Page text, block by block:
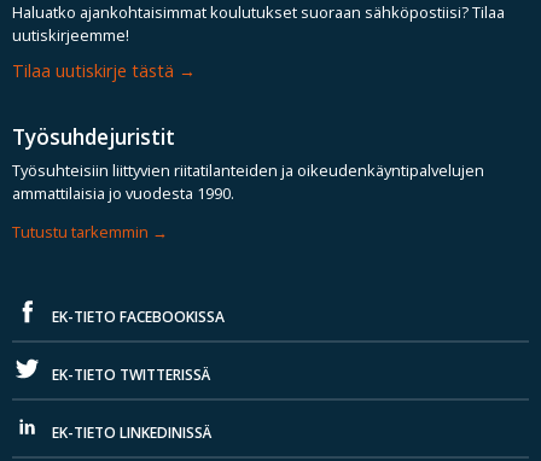
Haluatko ajankohtaisimmat koulutukset suoraan sähköpostiisi? Tilaa
uutiskirjeemme!
Tilaa uutiskirje tästä
Työsuhdejuristit
Työsuhteisiin liittyvien riitatilanteiden ja oikeudenkäyntipalvelujen
ammattilaisia jo vuodesta 1990.
Tutustu tarkemmin
EK-TIETO FACEBOOKISSA
EK-TIETO TWITTERISSÄ
EK-TIETO LINKEDINISSÄ